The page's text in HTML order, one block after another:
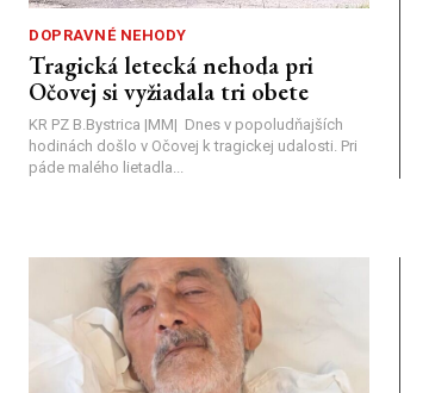
DOPRAVNÉ NEHODY
Tragická letecká nehoda pri
Očovej si vyžiadala tri obete
KR PZ B.Bystrica |MM| Dnes v popoludňajších
hodinách došlo v Očovej k tragickej udalosti. Pri
páde malého lietadla...